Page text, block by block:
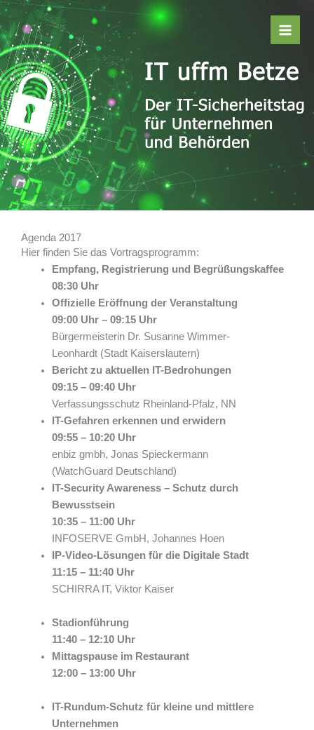
Zum
Inhalt
springen
Agenda 2017
Hier finden Sie das Vortragsprogramm:
Empfang, Registrierung und Begrüßungskaffee
08:30 Uhr
Offizielle Eröffnung der Veranstaltung
09:00 Uhr – 09:15 Uhr
Bürgermeisterin Dr. Susanne Wimmer-
Leonhardt (Stadt Kaiserslautern)
Bericht zu aktuellen IT-Bedrohungen
09:15 – 09:40 Uhr
Verfassungsschutz Rheinland-Pfalz, NN
IT-Gefahren erkennen und erwidern
09:55 – 10:20 Uhr
enbiz gmbh, Jonas Spieckermann
(WatchGuard Deutschland)
IT-Security Awareness – Schutz durch
Bewusstsein
10:35 – 11:00 Uhr
INFOSERVE GmbH, Johannes Hoen
IP-Video-Lösungen für die Digitale Stadt
11:15 – 11:40 Uhr
SCHIRRA IT, Viktor Kaiser
Stadionführung
11:40 – 12:10 Uhr
Mittagspause im Restaurant
12:00 – 13:00 Uhr
IT-Rundum-Schutz für kleine und mittlere
Unternehmen